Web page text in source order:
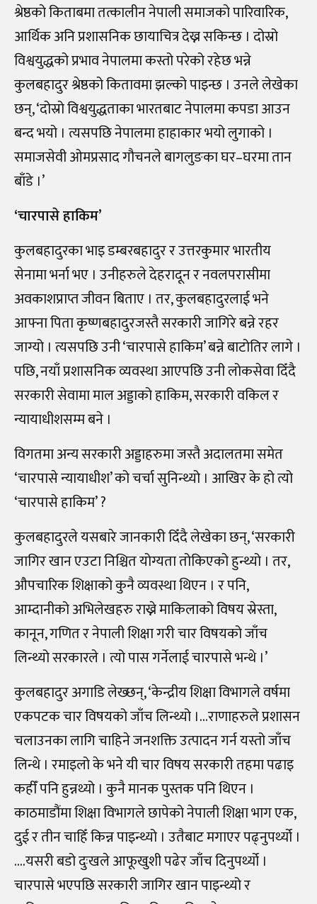
श्रेष्ठको किताबमा तत्कालीन नेपाली समाजको पारिवारिक,
आर्थिक अनि प्रशासनिक छायाचित्र देख्न सकिन्छ । दोस्रो
विश्वयुद्धको प्रभाव नेपालमा कस्तो परेको रहेछ भन्ने
कुलबहादुर श्रेष्ठको कितावमा झल्को पाइन्छ । उनले लेखेका
छन्, ‘दोस्रो विश्वयुद्धताका भारतबाट नेपालमा कपडा आउन
बन्द भयो । त्यसपछि नेपालमा हाहाकार भयो लुगाको ।
समाजसेवी ओमप्रसाद गौचनले बागलुङका घर–घरमा तान
बाँडे ।’
‘चारपासे हाकिम’
कुलबहादुरका भाइ डम्बरबहादुर र उत्तरकुमार भारतीय
सेनामा भर्ना भए । उनीहरुले देहरादून र नवलपरासीमा
अवकाशप्राप्त जीवन बिताए । तर, कुलबहादुरलाई भने
आफ्ना पिता कृष्णबहादुरजस्तै सरकारी जागिरे बन्ने रहर
जाग्यो । त्यसपछि उनी ‘चारपासे हाकिम’ बन्ने बाटोतिर लागे ।
पछि, नयाँ प्रशासनिक व्यवस्था आएपछि उनी लोकसेवा दिँदै
सरकारी सेवामा माल अड्डाको हाकिम, सरकारी वकिल र
न्यायाधीशसम्म बने ।
विगतमा अन्य सरकारी अड्डाहरुमा जस्तै अदालतमा समेत
‘चारपासे न्यायाधीश’ को चर्चा सुनिन्थ्यो । आखिर के हो त्यो
‘चारपासे हाकिम’ ?
कुलबहादुरले यसबारे जानकारी दिँदै लेखेका छन्, ‘सरकारी
जागिर खान एउटा निश्चित योग्यता तोकिएको हुन्थ्यो । तर,
औपचारिक शिक्षाको कुनै व्यवस्था थिएन । र पनि,
आम्दानीको अभिलेखहरु राख्ने माकिलाको विषय स्रेस्ता,
कानून, गणित र नेपाली शिक्षा गरी चार विषयको जाँच
लिन्थ्यो सरकारले । त्यो पास गर्नेलाई चारपासे भन्थे ।’
कुलबहादुर अगाडि लेख्छन्, ‘केन्द्रीय शिक्षा विभागले वर्षमा
एकपटक चार विषयको जाँच लिन्थ्यो ।…राणाहरुले प्रशासन
चलाउनका लागि चाहिने जनशक्ति उत्पादन गर्न यस्तो जाँच
लिन्थे । रमाइलो के भने यी चार विषय सरकारी तहमा पढाइ
कहीँ पनि हुन्नथ्यो । कुनै मानक पुस्तक पनि थिएन ।
काठमाडौंमा शिक्षा विभागले छापेको नेपाली शिक्षा भाग एक,
दुई र तीन चाहिँ किन्न पाइन्थ्यो । उतैबाट मगाएर पढ्नुपर्थ्यो ।
….यसरी बडो दुःखले आफूखुशी पढेर जाँच दिनुपर्थ्यो ।
चारपासे भएपछि सरकारी जागिर खान पाइन्थ्यो र